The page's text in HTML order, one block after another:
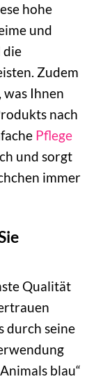
hohe
und
die
Zudem
Ihnen
nach
Pflege
und sorgt
immer
Qualität
durch seine
blau“